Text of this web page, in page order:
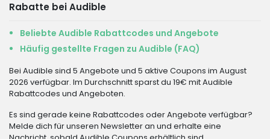
Rabatte bei Audible
Beliebte Audible Rabattcodes und Angebote
Häufig gestellte Fragen zu Audible (FAQ)
Bei Audible sind 5 Angebote und 5 aktive Coupons im August
2026 verfügbar. Im Durchschnitt sparst du 19€ mit Audible
Rabattcodes und Angeboten.
Es sind gerade keine Rabattcodes oder Angebote verfügbar?
Melde dich für unseren Newsletter an und erhalte eine